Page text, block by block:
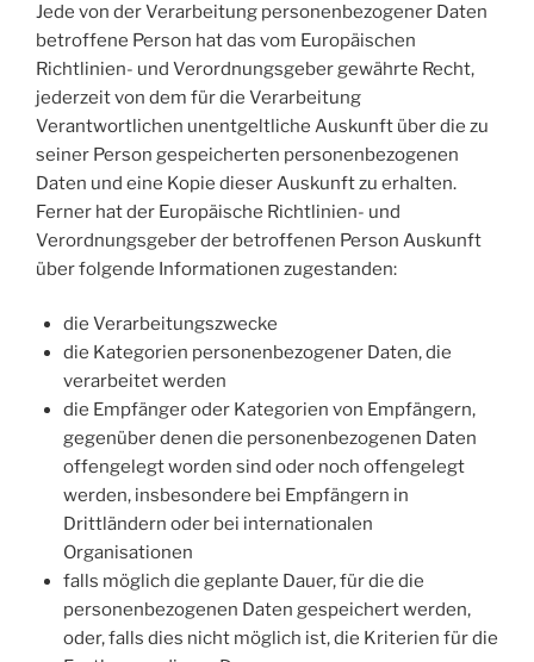
Jede von der Verarbeitung personenbezogener Daten
betroffene Person hat das vom Europäischen
Richtlinien- und Verordnungsgeber gewährte Recht,
jederzeit von dem für die Verarbeitung
Verantwortlichen unentgeltliche Auskunft über die zu
seiner Person gespeicherten personenbezogenen
Daten und eine Kopie dieser Auskunft zu erhalten.
Ferner hat der Europäische Richtlinien- und
Verordnungsgeber der betroffenen Person Auskunft
über folgende Informationen zugestanden:
die Verarbeitungszwecke
die Kategorien personenbezogener Daten, die
verarbeitet werden
die Empfänger oder Kategorien von Empfängern,
gegenüber denen die personenbezogenen Daten
offengelegt worden sind oder noch offengelegt
werden, insbesondere bei Empfängern in
Drittländern oder bei internationalen
Organisationen
falls möglich die geplante Dauer, für die die
personenbezogenen Daten gespeichert werden,
oder, falls dies nicht möglich ist, die Kriterien für die